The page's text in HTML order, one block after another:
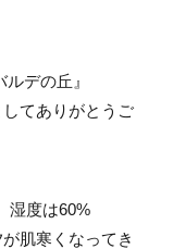
デの丘』
てありがとうご
湿度は60%
肌寒くなってき